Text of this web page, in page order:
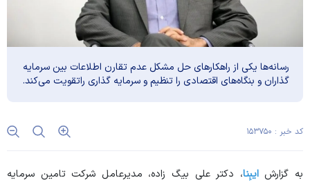
رسانه‌ها یکی از راهکار‌های حل مشکل عدم تقارن اطلاعات بین سرمایه
گذاران و بنگاه‌های اقتصادی را تنظیم و سرمایه گذاری راتقویت می‌کند.
کد خبر : ۱۵۳۷۵۰
به گزارشایبِنا، دکتر علی بیگ زاده، مدیرعامل شرکت تامین سرمایه